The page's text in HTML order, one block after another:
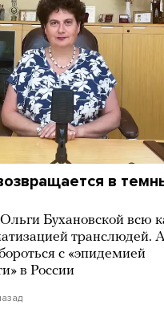
в
Бухановской всю
транслюдей.
с «эпидемией
в России